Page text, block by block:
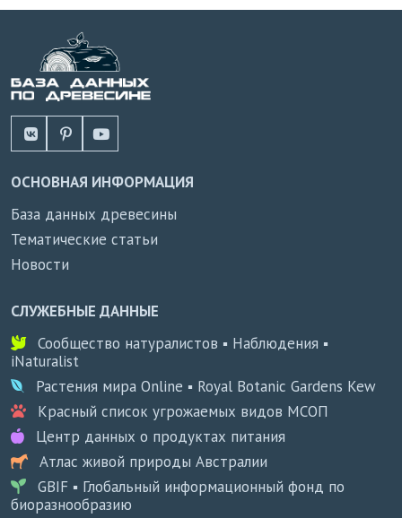
ОСНОВНАЯ ИНФОРМАЦИЯ
База данных древесины
Тематические статьи
Новости
СЛУЖЕБНЫЕ ДАННЫЕ
Сообщество натуралистов ▪ Наблюдения ▪
iNaturalist
Растения мира Online ▪ Royal Botanic Gardens Kew
Красный список угрожаемых видов МСОП
Центр данных о продуктах питания
Атлас живой природы Австралии
GBIF ▪ Глобальный информационный фонд по
биоразнообразию